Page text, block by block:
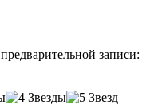
записи: